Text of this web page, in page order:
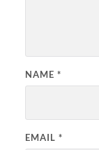
NAME *
EMAIL *